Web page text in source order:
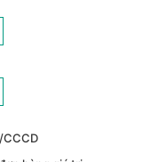
CCCD